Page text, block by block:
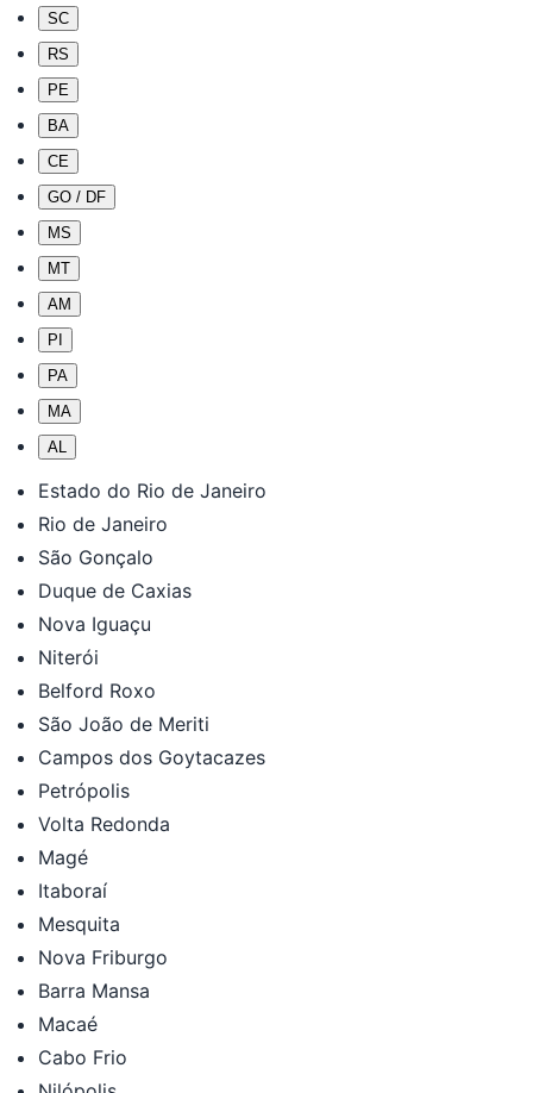
SC
RS
PE
BA
CE
GO / DF
MS
MT
AM
PI
PA
MA
AL
Estado do Rio de Janeiro
Rio de Janeiro
São Gonçalo
Duque de Caxias
Nova Iguaçu
Niterói
Belford Roxo
São João de Meriti
Campos dos Goytacazes
Petrópolis
Volta Redonda
Magé
Itaboraí
Mesquita
Nova Friburgo
Barra Mansa
Macaé
Cabo Frio